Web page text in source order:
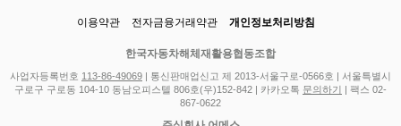
이용약관 전자금융거래약관 개인정보처리방침
한국자동차해체재활용협동조합
사업자등록번호 113-86-49069 | 통신판매업신고 제 2013-서울구로-0566호 | 서울특별시
구로구 구로동 104-10 동남오피스텔 806호(우)152-842 | 카카오톡 문의하기
| 팩스 02-
867-0622